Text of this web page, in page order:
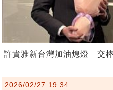
許貴雅新台灣加油熄燈 交
2026/02/27 19:34